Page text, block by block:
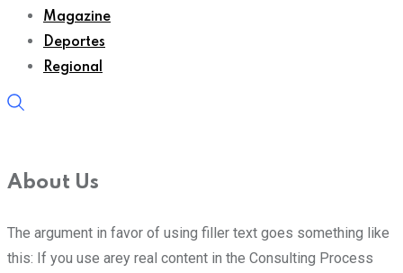
Magazine
Deportes
Regional
About Us
The argument in favor of using filler text goes something like
this: If you use arey real content in the Consulting Process